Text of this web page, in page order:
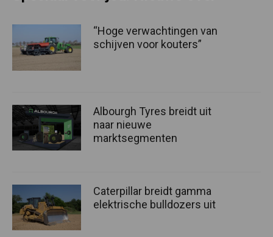
“Hoge verwachtingen van
schijven voor kouters”
Albourgh Tyres breidt uit
naar nieuwe
marktsegmenten
Caterpillar breidt gamma
elektrische bulldozers uit